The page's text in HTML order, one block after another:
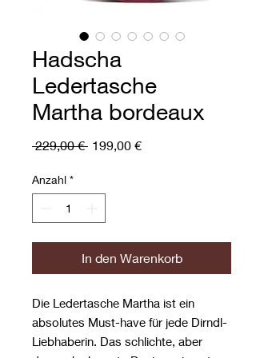
Hadscha
Ledertasche
Martha bordeaux
229,00 € Standardpreis
199,00 €Sale-
Anzahl *
In den Warenkorb
Die Ledertasche Martha ist ein
absolutes Must-have für jede Dirndl-
Liebhaberin. Das schlichte, aber